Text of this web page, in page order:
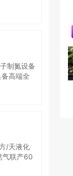
二氧化
制氮设备
高端全
超
G‑gas
方
气体工程
/天液化
气联产60